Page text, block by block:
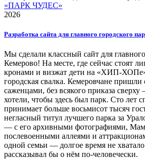
«ПАРК ЧУДЕС»
2026
Разработка сайта для главного городского
Мы сделали классный сайт для
Кемерово! На месте, где сейчас стоят
кронами и визжат дети на «ХИП-
городская свалка. Кемеровчане пришли
саженцами, без всякого приказа
хотели, чтобы здесь был парк. Сто
принимает больше восьмисот тысяч
негласный титул лучшего парка за
— с его архивными фотографиями,
послевоенными аллеями и
одной семьи — долгое время не
рассказывал бы о нём по-человечески.